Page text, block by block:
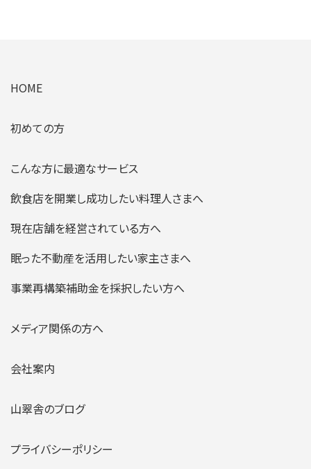
HOME
初めての方
こんな方に最適なサービス
飲食店を開業し成功したい料理人さまへ
現在店舗を経営されている方へ
眠った不動産を活用したい家主さまへ
事業再構築補助金を採択したい方へ
メディア関係の方へ
会社案内
山翠舎のブログ
プライバシーポリシー